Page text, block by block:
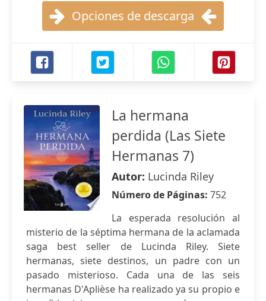
Opciones de descarga
La hermana
perdida (Las Siete
Hermanas 7)
Autor: Lucinda Riley
Número de Páginas: 752
La esperada resolución al
misterio de la séptima hermana de la aclamada
saga best seller de Lucinda Riley. Siete
hermanas, siete destinos, un padre con un
pasado misterioso. Cada una de las seis
hermanas D'Aplièse ha realizado ya su propio e